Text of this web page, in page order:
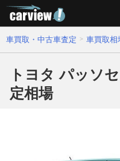
車買取・中古車査定 車買取相
トヨタ パッソ
定相場